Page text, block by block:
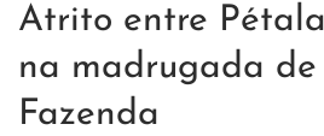
Atrito entre
na madrugada
Fazenda